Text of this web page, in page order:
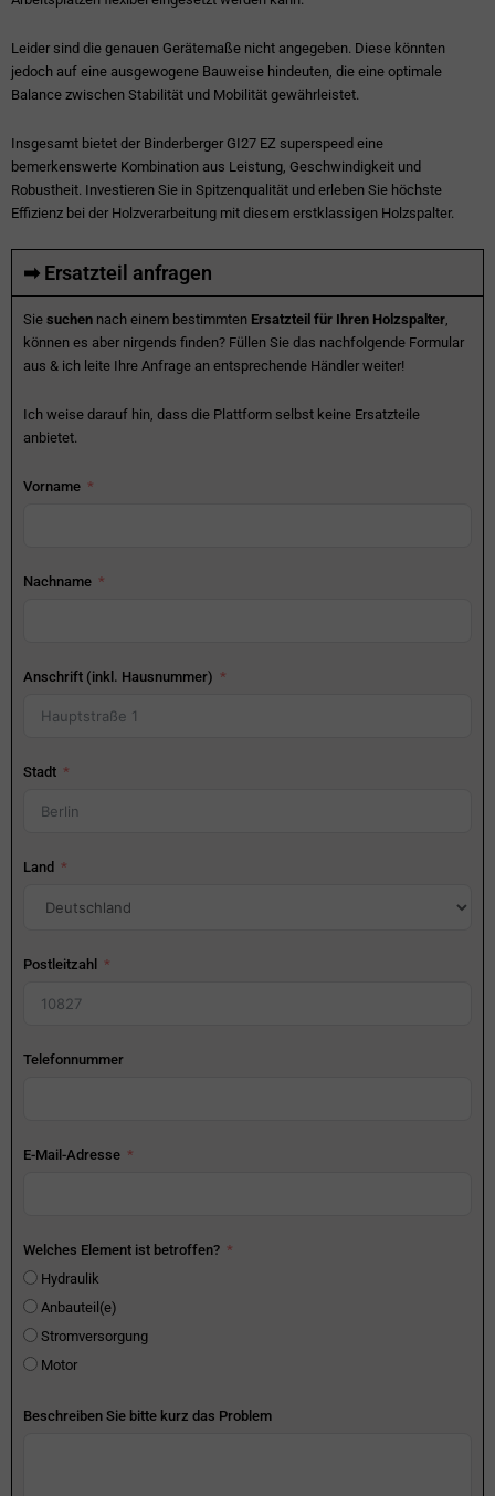
Leider sind die genauen Gerätemaße nicht angegeben. Diese könnten
jedoch auf eine ausgewogene Bauweise hindeuten, die eine optimale
Balance zwischen Stabilität und Mobilität gewährleistet.
Insgesamt bietet der Binderberger GI27 EZ superspeed eine
bemerkenswerte Kombination aus Leistung, Geschwindigkeit und
Robustheit. Investieren Sie in Spitzenqualität und erleben Sie höchste
Effizienz bei der Holzverarbeitung mit diesem erstklassigen Holzspalter.
➡ Ersatzteil anfragen
Sie suchen nach einem bestimmten Ersatzteil für Ihren Holzspalter,
können es aber nirgends finden? Füllen Sie das nachfolgende Formular
aus & ich leite Ihre Anfrage an entsprechende Händler weiter!
Ich weise darauf hin, dass die Plattform selbst keine Ersatzteile
anbietet.
Vorname
Nachname
Anschrift (inkl. Hausnummer)
Stadt
Land
Postleitzahl
Telefonnummer
E-Mail-Adresse
Welches Element ist betroffen?
Hydraulik
Anbauteil(e)
Stromversorgung
Motor
Beschreiben Sie bitte kurz das Problem